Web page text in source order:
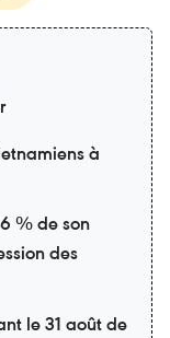
à
% de son
des
le 31 août de